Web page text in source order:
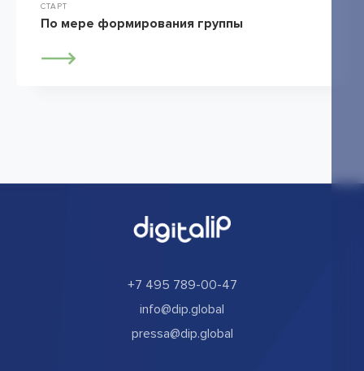
СТАРТ
По мере формирования группы
+7 495 789-00-47
info@dip.global
pressa@dip.global